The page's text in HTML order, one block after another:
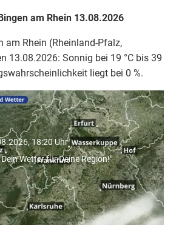
am Rhein 13.08.2026
am Rhein (Rheinland-Pfalz,
13.08.2026: Sonnig bei 19 °C bis 39
liegt bei 0 %.
Dein Wetter für
18:20 Uhr
Wetter für Deine Region!"
Rheinland-Pfalz